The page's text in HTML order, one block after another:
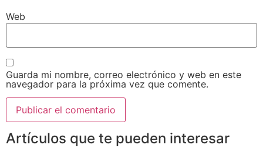
Web
Guarda mi nombre, correo electrónico y web en este
navegador para la próxima vez que comente.
Artículos que te pueden interesar